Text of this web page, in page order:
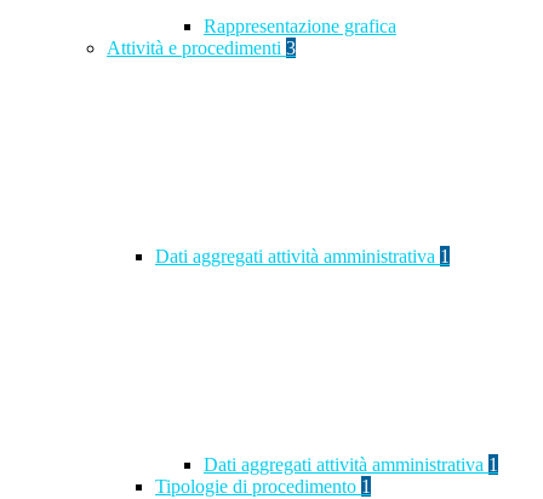
Rappresentazione grafica
Attività e procedimenti 3
Dati aggregati attività amministrativa 1
Dati aggregati attività amministrativa 1
Tipologie di procedimento 1